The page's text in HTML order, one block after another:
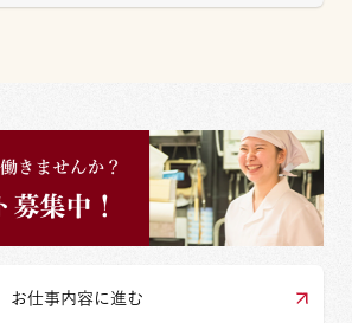
お仕事内容に進む